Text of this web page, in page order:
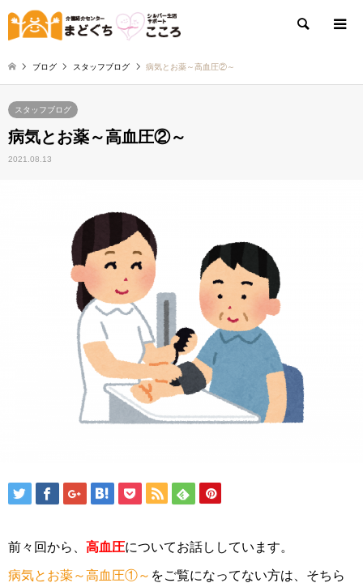
検索
ブログ スタッフブログ 病気とお薬～高血圧②～
スタッフブログ
病気とお薬～高血圧②～
2021.08.13
前々回から、 高血圧についてお話ししています。
病気とお薬～高血圧①～ をご覧になってない方は、そちら